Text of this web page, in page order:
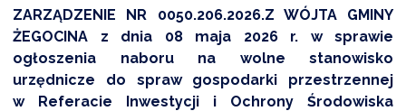
ZARZĄDZENIE NR 0050.206.2026.Z WÓJTA GMINY
ŻEGOCINA z dnia 08 maja 2026 r. w sprawie
ogłoszenia naboru na wolne stanowisko
urzędnicze do spraw gospodarki przestrzennej
w Referacie Inwestycji i Ochrony Środowiska